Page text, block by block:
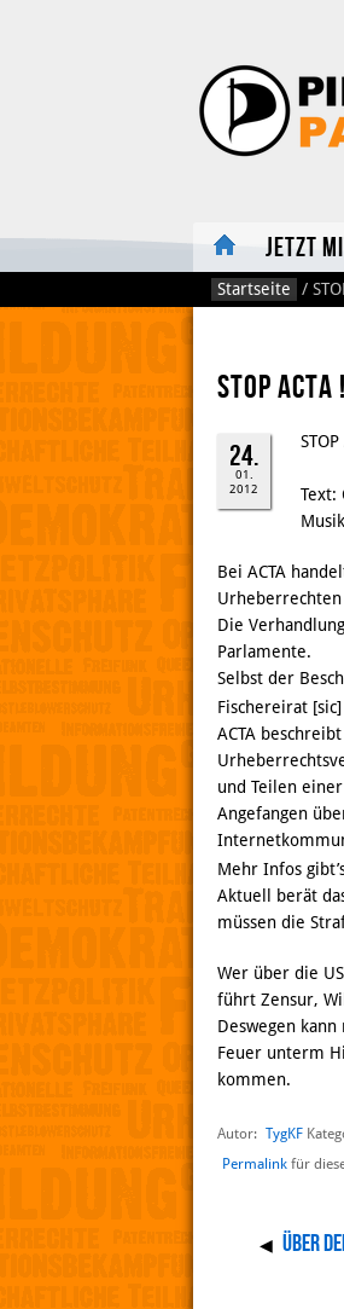
Jetzt
Startseite /
STOP
24.
01.
2012
Text:
Bei ACTA
Die
Parlamente.
Selbst der
Fischereirat [sic]
ACTA
und Teilen
Angefangen
Mehr Infos
Aktuell berät
müssen die
Wer über die
führt Zensur,
Deswegen
Feuer unterm
kommen.
Autor: TygKF
Permalink für
◀ Über